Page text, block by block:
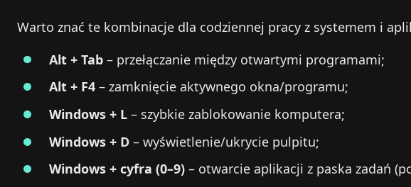
Warto znać te kombinacje dla codziennej pracy z systemem i
Alt + Tab – przełączanie między otwartymi programami;
Alt + F4 – zamknięcie aktywnego okna/programu;
Windows + L – szybkie zablokowanie komputera;
Windows + D – wyświetlenie/ukrycie pulpitu;
Windows + cyfra (0–9) – otwarcie aplikacji z paska zadań